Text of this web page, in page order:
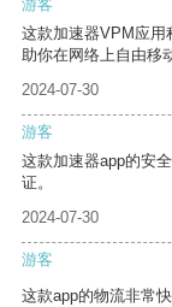
游客
这款加速器VPM应用
助你在网络上自由移
2024-07-30
游客
这款加速器app的安
证。
2024-07-30
游客
这款app的物流非常